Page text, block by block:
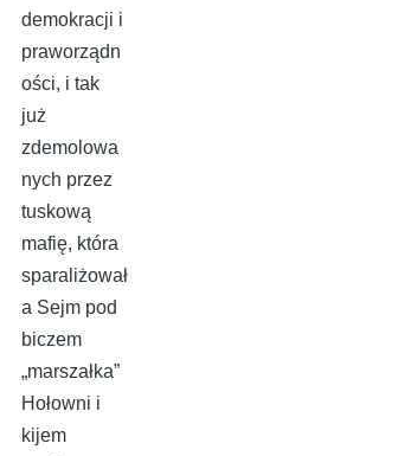
demokracji i
praworządn
ości, i tak
już
zdemolowa
nych przez
tuskową
mafię, która
sparaliżował
a Sejm pod
biczem
„marszałka”
Hołowni i
kijem